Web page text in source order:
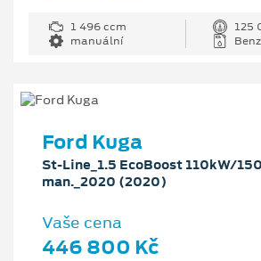
1 496 ccm
125
manuální
Ford Kuga
St-Line_1.5 EcoBoost 110kW/
man._2020 (2020)
Vaše cena
446 800 Kč